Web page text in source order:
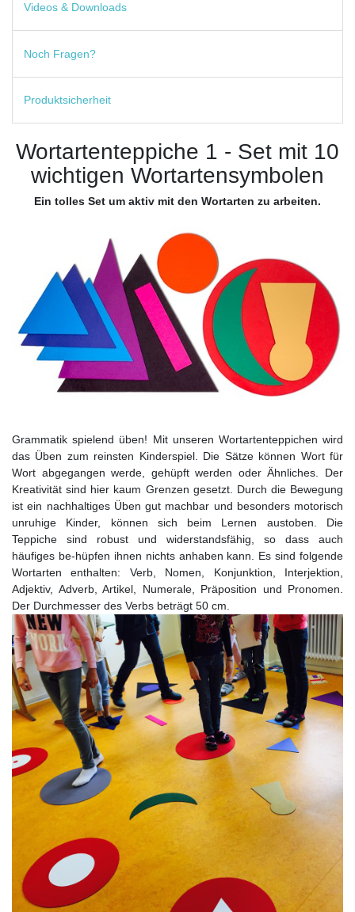
Videos & Downloads
Noch Fragen?
Produktsicherheit
Wortartenteppiche 1 - Set mit 10
wichtigen Wortartensymbolen
Ein tolles Set um aktiv mit den Wortarten zu arbeiten.
Grammatik spielend üben! Mit unseren Wortartenteppichen wird
das Üben zum reinsten Kinderspiel. Die Sätze können Wort für
Wort abgegangen werde, gehüpft werden oder Ähnliches. Der
Kreativität sind hier kaum Grenzen gesetzt. Durch die Bewegung
ist ein nachhaltiges Üben gut machbar und besonders motorisch
unruhige Kinder, können sich beim Lernen austoben. Die
Teppiche sind robust und widerstandsfähig, so dass auch
häufiges be-hüpfen ihnen nichts anhaben kann. Es sind folgende
Wortarten enthalten: Verb, Nomen, Konjunktion, Interjektion,
Adjektiv, Adverb, Artikel, Numerale, Präposition und Pronomen.
Der Durchmesser des Verbs beträgt 50 cm.